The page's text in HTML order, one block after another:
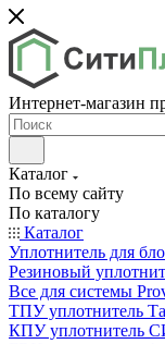
Интернет-магазин
Каталог
По всему сайту
По каталогу
Каталог
Уплотнитель для
Резиновый
Все для системы
ТПУ уплотнитель
КПУ уплотнитель